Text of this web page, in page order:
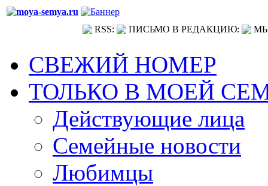
RSS: ПИСЬМО В РЕДАКЦИЮ:
СВЕЖИЙ НОМЕР
ТОЛЬКО В МОЕЙ
Действующие лица
Семейные новости
Любимцы